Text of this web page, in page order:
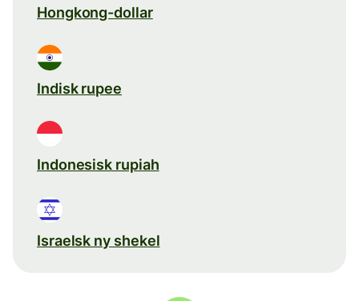
Hongkong-dollar
Indisk rupee
Indonesisk rupiah
Israelsk ny shekel